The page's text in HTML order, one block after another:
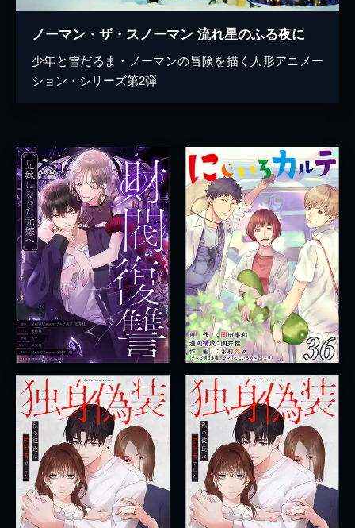
ノーマン・ザ・スノーマン 流れ星のふる夜に
少年と雪だるま・ノーマンの冒険を描く人形アニメー
ション・シリーズ第2弾